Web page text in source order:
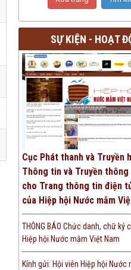
SỰ KIỆN - HOẠT
Cục Phát thanh và Truyền
Thông tin và Truyền thông
cho Trang thông tin điện
của Hiệp hội Nước mắm
THÔNG BÁO Chức danh, chữ ký
Hiệp hội Nước mắm Việt Nam
Kính gửi: Hội viên Hiệp hội Nước